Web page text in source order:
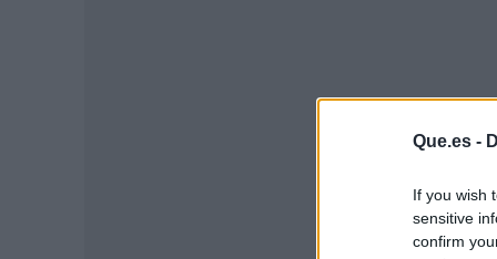
Que.es -
If you wish
sensitive
confirm